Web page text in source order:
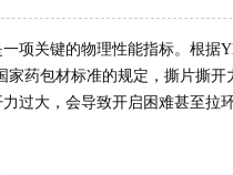
项关键的物理性能指标。根据
家药包材标准的规定，撕片撕
过大，会导致开启困难甚至